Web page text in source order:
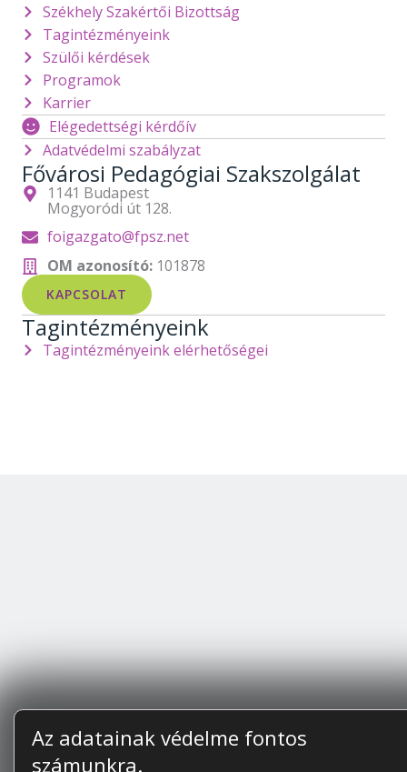
Székhely Szakértői Bizottság
Tagintézményeink
Szülői kérdések
Programok
Karrier
Elégedettségi kérdőív
Adatvédelmi szabályzat
Fővárosi Pedagógiai Szakszolgálat
1141 Budapest
Mogyoródi út 128.
foigazgato@fpsz.net
OM azonosító:101878
KAPCSOLAT
Tagintézményeink
Tagintézményeink elérhetőségei
Az adatainak védelme fontos
számunkra.